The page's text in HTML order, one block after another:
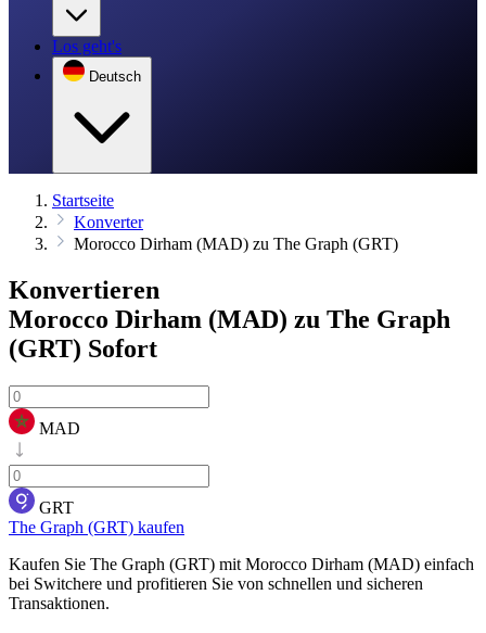
Los geht's
Deutsch
Startseite
Konverter
Morocco Dirham (MAD) zu The Graph (GRT)
Konvertieren
Morocco Dirham (MAD) zu The Graph
(GRT) Sofort
MAD
GRT
The Graph (GRT) kaufen
Kaufen Sie The Graph (GRT) mit Morocco Dirham (MAD) einfach
bei Switchere und profitieren Sie von schnellen und sicheren
Transaktionen.